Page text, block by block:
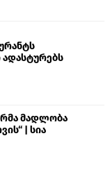
ადასტურებს
მადლობა
| სია